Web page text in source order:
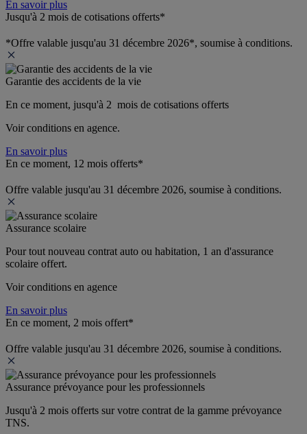
En savoir plus
Jusqu'à 2 mois de cotisations offerts*
*Offre valable jusqu'au 31 décembre 2026*, soumise à conditions.
Garantie des accidents de la vie
En ce moment, jusqu'à 2  mois de cotisations offerts
Voir conditions en agence.
En savoir plus
En ce moment, 12 mois offerts*
Offre valable jusqu'au 31 décembre 2026, soumise à conditions.
Assurance scolaire
Pour tout nouveau contrat auto ou habitation, 1 an d'assurance
scolaire offert.
Voir conditions en agence
En savoir plus
En ce moment, 2 mois offert*
Offre valable jusqu'au 31 décembre 2026, soumise à conditions.
Assurance prévoyance pour les professionnels
Jusqu'à 2 mois offerts sur votre contrat de la gamme prévoyance
TNS.